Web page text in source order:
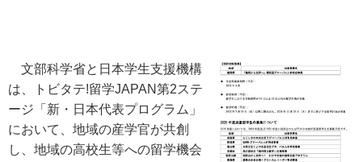
文部科学省と日本学生支援機構
は、トビタテ!留学JAPAN第2ステ
ージ「新・日本代表プログラム」
において、地域の産学官が共創
し、地域の高校生等への留学機会